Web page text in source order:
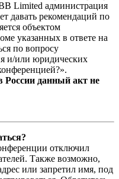
Limited администрация
давать рекомендаций по
объектом
указанных в ответе на
по вопросу
и/или юридических
России данный акт не
отключил
Также возможно,
или запретил имя, под